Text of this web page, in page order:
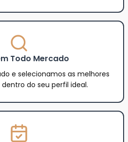
Todo Mercado
e selecionamos as melhores
do seu perfil ideal.